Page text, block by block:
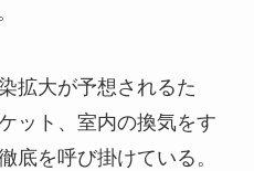
拡大が予想されるた
ット、室内の換気をす
底を呼び掛けている。